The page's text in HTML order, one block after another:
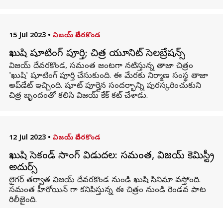
15 Jul 2023 • విజయ్ దేవరకొండ
ఖుషి షూటింగ్ పూర్తి; చిత్ర యూనిట్ సెలబ్రేషన్స్
విజ‌య్ దేవ‌ర‌కొండ, సమంత జంటగా న‌టిస్తున్న తాజా చిత్రం
'ఖుషి' షూటింగ్ పూర్తి చేసుకుంది. ఈ మేరకు నిర్మాణ సంస్థ తాజా
అప్‌డేట్ ఇచ్చింది. షూట్ పూర్తైన సంద‌ర్భాన్ని పురస్కరించుకుని
చిత్ర బృందంతో కలిసి విజ‌య్ కేక్ క‌ట్ చేశాడు.
12 Jul 2023 • విజయ్ దేవరకొండ
ఖుషి సెకండ్ సాంగ్ విడుదల: సమంత, విజయ్ కెమిస్ట్రీ
అదుర్స్
లైగర్ తర్వాత విజయ్ దేవరకొండ నుండి ఖుషి సినిమా వస్తోంది.
సమంత హీరోయిన్ గా కనిపిస్తున్న ఈ చిత్రం నుండి రెండవ పాట
రిలీజైంది.